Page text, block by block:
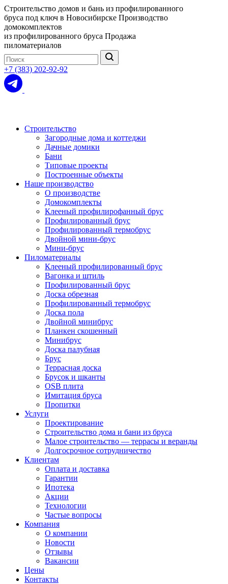
Строительство домов и бань из профилированного
бруса под ключ в Новосибирске Производство
домокомплектов
из профилированного бруса Продажа
пиломатериалов
+7 (383) 202-92-92
Строительство
Загородные дома и коттеджи
Дачные домики
Бани
Типовые проекты
Построенные объекты
Наше производство
О производстве
Домокомплекты
Клееный профилирофанный брус
Профилированный брус
Профилированный термобрус
Двойной мини-брус
Мини-брус
Пиломатериалы
Клееный профилированный брус
Вагонка и штиль
Профилированный брус
Доска обрезная
Профилированный термобрус
Доска пола
Двойной минибрус
Планкен скошенный
Минибрус
Доска палубная
Брус
Террасная доска
Брусок и шканты
OSB плита
Имитация бруса
Пропитки
Услуги
Проектирование
Строительство дома и бани из бруса
Малое строительство — террасы и веранды
Долгосрочное сотрудничество
Клиентам
Оплата и доставка
Гарантии
Ипотека
Акции
Технологии
Частые вопросы
Компания
О компании
Новости
Отзывы
Вакансии
Цены
Контакты